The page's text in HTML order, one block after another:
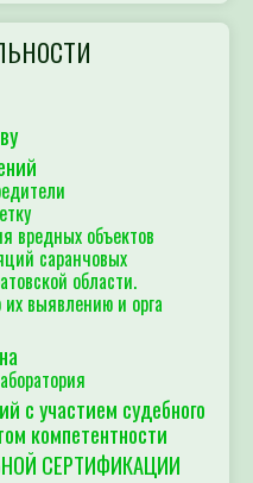
вредных объектов
саранчовых
области.
выявлению и орга
с участием судебного
компетентности
СЕРТИФИКАЦИИ